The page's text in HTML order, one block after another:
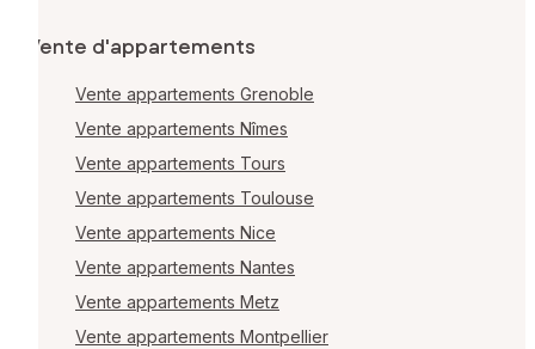
Vente d'appartements
Vente appartements Grenoble
Vente appartements Nîmes
Vente appartements Tours
Vente appartements Toulouse
Vente appartements Nice
Vente appartements Nantes
Vente appartements Metz
Vente appartements Montpellier